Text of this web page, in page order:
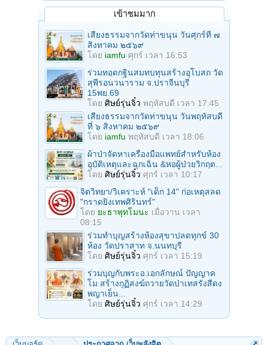
เข้าชมมาก
เสียงธรรมจากวัดท่าขนุน วันศุกร์ที่ ๗
สิงหาคม ๒๕๖๙
โดย iamfu ศุกร์ เวลา 16:53
ร่วมทอดกฐินสมทบทุนสร้างอุโบสถ วัด
สุพีรอนวนาราม จ.ปราจีนบุรี
15พย.69
โดย ศิษย์รุ่นจิ๋ว พฤหัสบดี เวลา 17:45
เสียงธรรมจากวัดท่าขนุน วันพฤหัสบดี
ที่ ๖ สิงหาคม ๒๕๖๙
โดย iamfu พฤหัสบดี เวลา 18:06
ผ้าป่าจัดหาเครื่องมือแพทย์สำหรับห้อง
อุบัติเหตุและฉุกเฉิน &หอผู้ป่วยวิกฤต...
โดย ศิษย์รุ่นจิ๋ว ศุกร์ เวลา 10:17
จิตวิทยา/วิเคราะห์ "เด็ก 14" ก่อเหตุสลด
"กราดยิงเทพศิรินทร์"
โดย ยะธาพุทโมนะ เมื่อวาน เวลา
08:15
ร่วมทําบุญสร้างห้องสุขาปลดทุกข์ 30
ห้อง วัดปราสาท จ.นนทบุรี
โดย ศิษย์รุ่นจิ๋ว ศุกร์ เวลา 15:19
ร่วมบุญกับพระอ.เอกลักษณ์ ปัญญาค
โม สร้างกุฏิสงฆ์ถวายวัดป่าเทสรังสีดง
พญาเย็น...
โดย ศิษย์รุ่นจิ๋ว ศุกร์ เวลา 14:29